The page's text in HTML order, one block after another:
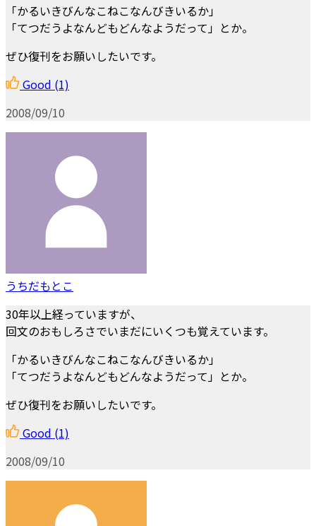
「かるいきびんなこねこなんびきいるか」
「てつだうよなんどもどんなようだって」とか。
ぜひ復刊をお願いしたいです。
Good (1)
2008/09/10
うちだもとこ
30年以上経っていますが、
回文のおもしろさでいまだにいくつも覚えています。
「かるいきびんなこねこなんびきいるか」
「てつだうよなんどもどんなようだって」とか。
ぜひ復刊をお願いしたいです。
Good (1)
2008/09/10